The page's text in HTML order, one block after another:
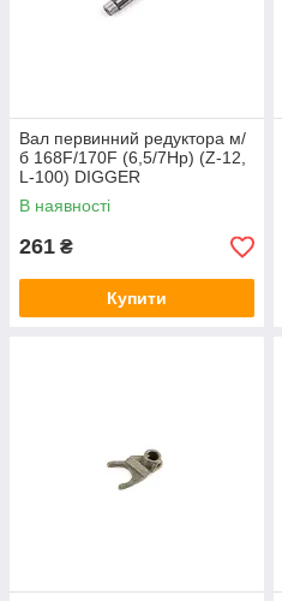
Вал первинний редуктора м/
б 168F/170F (6,5/7Hp) (Z-12,
L-100) DIGGER
В наявності
261 ₴
Купити